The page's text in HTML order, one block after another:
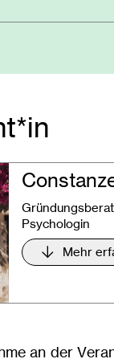
Psychologin
Mehr
an der